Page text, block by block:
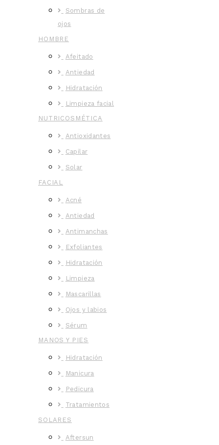
Sombras de
ojos
HOMBRE
Afeitado
Antiedad
Hidratación
Limpieza facial
NUTRICOSMÉTICA
Antioxidantes
Capilar
Solar
FACIAL
Acné
Antiedad
Antimanchas
Exfoliantes
Hidratación
Limpieza
Mascarillas
Ojos y labios
Sérum
MANOS Y PIES
Hidratación
Manicura
Pedicura
Tratamientos
SOLARES
Aftersun